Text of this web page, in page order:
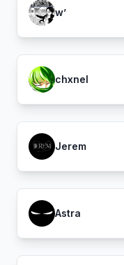
w’
chxnel
Jerem
Astra